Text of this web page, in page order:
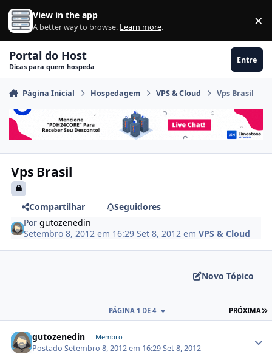
Ir para conteúdo
View in the app
A better way to browse. Learn more. ×
Portal do Host
Dicas para quem hospeda
Entre
Página Inicial Hospedagem VPS & Cloud Vps Brasil
Vps Brasil
Compartilhar
Seguidores
Porgutozenedin
Setembro 8, 2012 em 16:29Set 8, 2012 emVPS & Cloud
Novo Tópico
PRÓXIMA
PÁGINA 1 DE 4
gutozenedin Membro
PostadoSetembro 8, 2012 em 16:29Set 8, 2012